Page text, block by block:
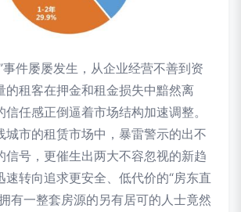
事件屡屡发生，从企业经营不善到资
的租客在押金和租金损失中黯然离
任感正倒逼着市场结构加速调整。
城市的租赁市场中，暴雷警示的出不
信号，更催生出两大不容忽视的新趋
速转向追求更安全、低代价的“房东直
有一整套房源的另有居可的人士竟然